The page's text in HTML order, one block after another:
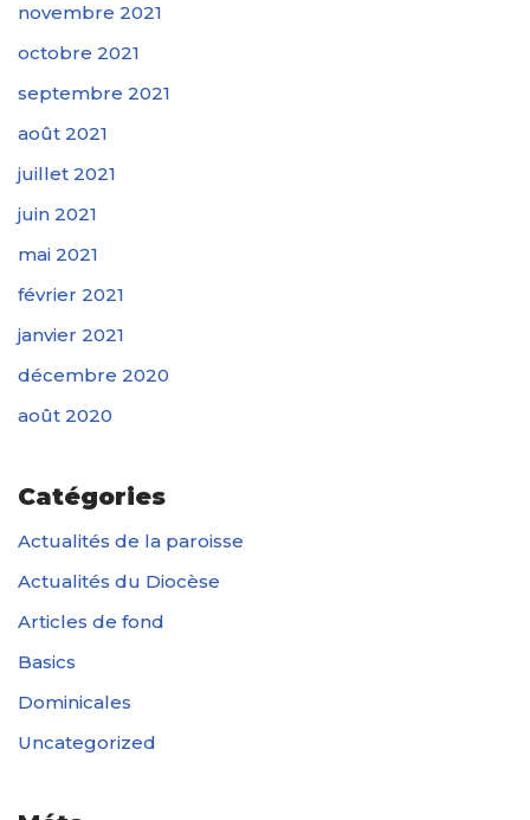
novembre 2021
octobre 2021
septembre 2021
août 2021
juillet 2021
juin 2021
mai 2021
février 2021
janvier 2021
décembre 2020
août 2020
Catégories
Actualités de la paroisse
Actualités du Diocèse
Articles de fond
Basics
Dominicales
Uncategorized